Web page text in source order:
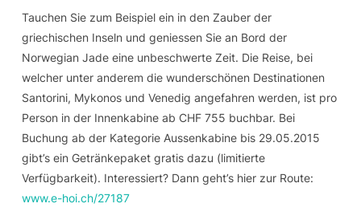
Tauchen Sie zum Beispiel ein in den Zauber der
griechischen Inseln und geniessen Sie an Bord der
Norwegian Jade eine unbeschwerte Zeit. Die Reise, bei
welcher unter anderem die wunderschönen Destinationen
Santorini, Mykonos und Venedig angefahren werden, ist pro
Person in der Innenkabine ab CHF 755 buchbar. Bei
Buchung ab der Kategorie Aussenkabine bis 29.05.2015
gibt’s ein Getränkepaket gratis dazu (limitierte
Verfügbarkeit). Interessiert? Dann geht’s hier zur Route:
www.e-hoi.ch/27187